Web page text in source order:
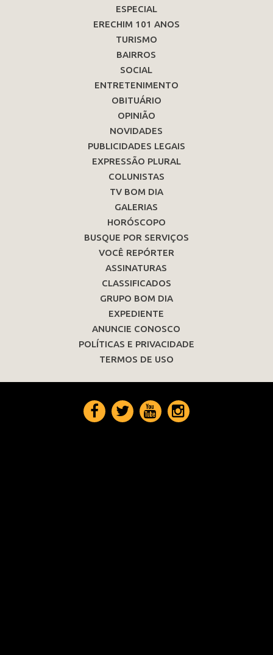
ESPECIAL
ERECHIM 101 ANOS
TURISMO
BAIRROS
SOCIAL
ENTRETENIMENTO
OBITUÁRIO
OPINIÃO
NOVIDADES
PUBLICIDADES LEGAIS
EXPRESSÃO PLURAL
COLUNISTAS
TV BOM DIA
GALERIAS
HORÓSCOPO
BUSQUE POR SERVIÇOS
VOCÊ REPÓRTER
ASSINATURAS
CLASSIFICADOS
GRUPO BOM DIA
EXPEDIENTE
ANUNCIE CONOSCO
POLÍTICAS E PRIVACIDADE
TERMOS DE USO